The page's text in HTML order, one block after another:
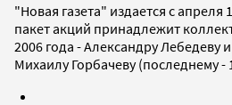
"Новая газета" издается с
пакет акций принадлежит
2006 года - Александру Лебедеву
Михаилу Горбачеву (последнему -